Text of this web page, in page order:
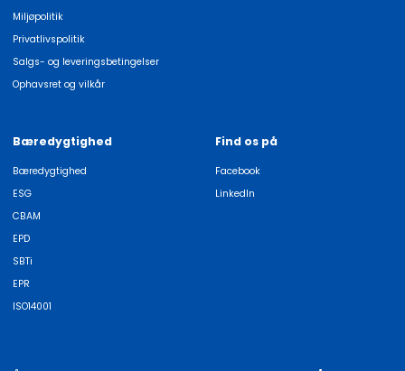
Miljøpolitik
Privatlivspolitik
Salgs- og leveringsbetingelser
Ophavsret og vilkår
Bæredygtighed
Bæredygtighed
ESG
CBAM
EPD
SBTi
EPR
ISO14001
Find os på
Facebook
LinkedIn